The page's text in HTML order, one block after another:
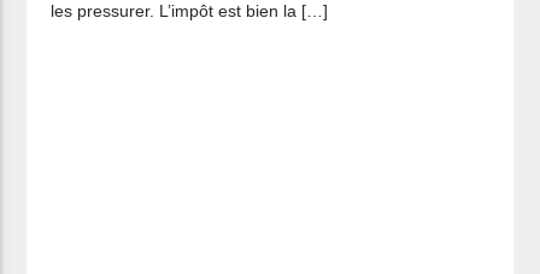
les pressurer. L’impôt est bien la […]